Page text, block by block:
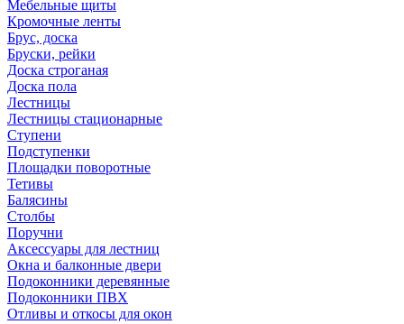
Мебельные щиты
Кромочные ленты
Брус, доска
Бруски, рейки
Доска строганая
Доска пола
Лестницы
Лестницы стационарные
Ступени
Подступенки
Площадки поворотные
Тетивы
Балясины
Столбы
Поручни
Аксессуары для лестниц
Окна и балконные двери
Подоконники деревянные
Подоконники ПВХ
Отливы и откосы для окон